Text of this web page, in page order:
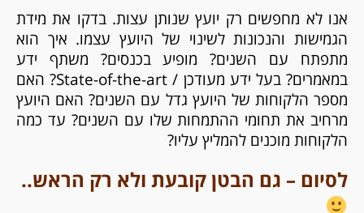
אנו לא מחפשים רק יועץ שנותן עצות. בדקו את מידת
הגמישות והנכונות לשינוי של היועץ עצמו. איך הוא
מתפתח עם השנים? מופיע בכנסים? משתף ידע
במאמרים? בעל ידע מעודכן / State-of-the-art? האם
מספר הלקוחות של היועץ גדל עם השנים? האם היועץ
מרחיב את תחומי ההתמחות שלו עם השנים? עד כמה
הלקוחות מוכנים להמליץ עליו?
לסיום – גם הבטן קובעת ולא רק הראש..